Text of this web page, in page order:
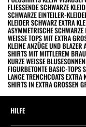
FLIESSENDE SCHWARZE
SCHWARZE EINTEILER-
KLEIDER SCHWARZ EXTRA
ASYMMETRISCHE SCHWARZE
WEISSE TOPS MIT EXTRA
KLEINE ANZÜGE UND BLAZER
SHIRTS MIT MITTLEREM
KURZE WEISSE BLUSE
FIGURBETONTE BASIC-TOPS
LANGE TRENCHCOATS EXTRA
SHIRTS IN EXTRA GROSSEN
HILFE